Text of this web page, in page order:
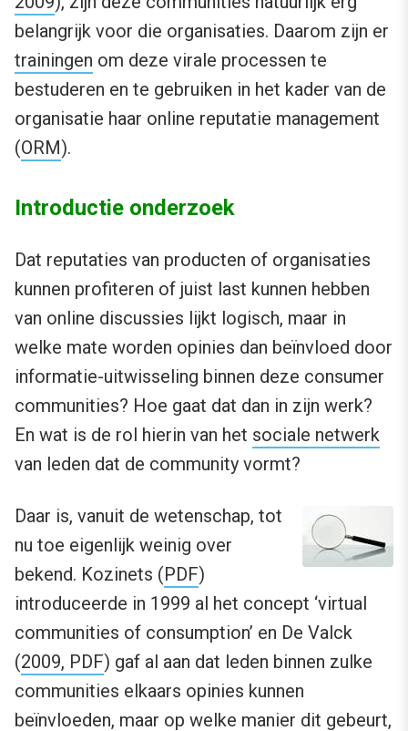
belangrijk voor die organisaties. Daarom zijn er
trainingen om deze virale processen te
bestuderen en te gebruiken in het kader van de
organisatie haar online reputatie management
(ORM).
Introductie onderzoek
Dat reputaties van producten of organisaties
kunnen profiteren of juist last kunnen hebben
van online discussies lijkt logisch, maar in
welke mate worden opinies dan beïnvloed door
informatie-uitwisseling binnen deze consumer
communities? Hoe gaat dat dan in zijn werk?
En wat is de rol hierin van het sociale netwerk
van leden dat de community vormt?
Daar is, vanuit de wetenschap, tot
nu toe eigenlijk weinig over
bekend. Kozinets (PDF)
introduceerde in 1999 al het concept ‘virtual
communities of consumption’ en De Valck
(2009, PDF) gaf al aan dat leden binnen zulke
communities elkaars opinies kunnen
beïnvloeden, maar op welke manier dit gebeurt,